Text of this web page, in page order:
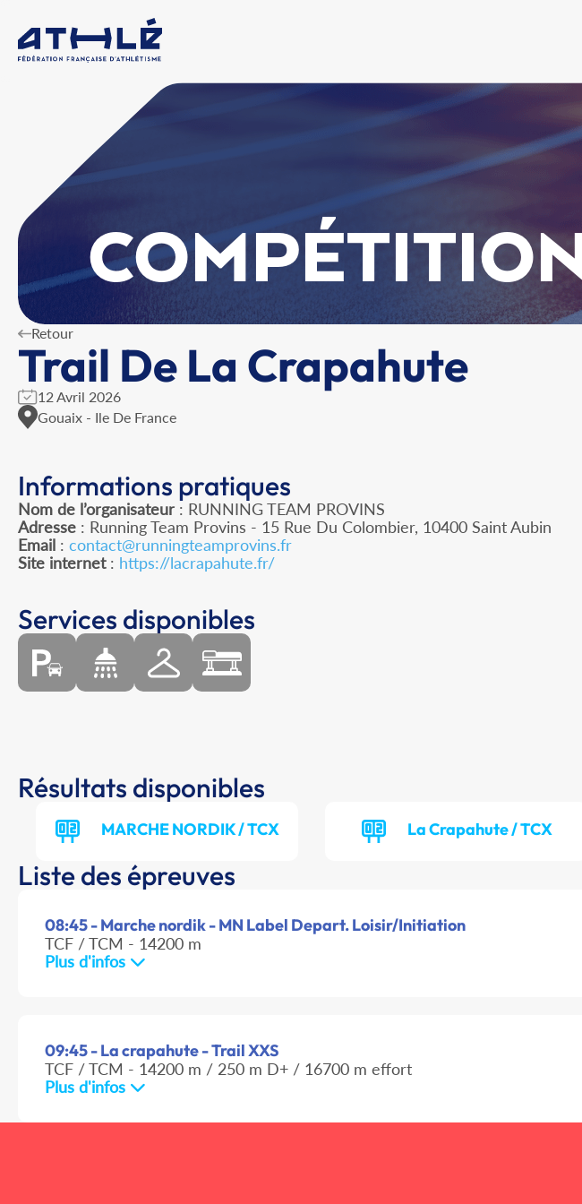
Retour
Trail De La Crapahute
12 Avril 2026
Gouaix - Ile De France
Informations pratiques
Nom de l’organisateur : RUNNING TEAM PROVINS
Adresse : Running Team Provins - 15 Rue Du Colombier, 10400 Saint Aubin
Email : contact@runningteamprovins.fr
Site internet: https://lacrapahute.fr/
Services disponibles
Résultats disponibles
MARCHE NORDIK / TCX La Crapahute / TCX
Liste des épreuves
08:45 - Marche nordik - MN Label Depart. Loisir/Initiation
TCF / TCM - 14200 m
Plus d'infos
09:45 - La crapahute - Trail XXS
TCF / TCM - 14200 m / 250 m D+ / 16700 m effort
Plus d'infos